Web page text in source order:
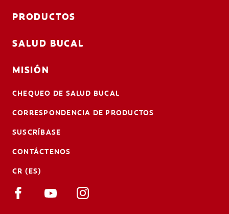
PRODUCTOS
SALUD BUCAL
MISIÓN
CHEQUEO DE SALUD BUCAL
CORRESPONDENCIA DE PRODUCTOS
SUSCRÍBASE
CONTÁCTENOS
CR (ES)